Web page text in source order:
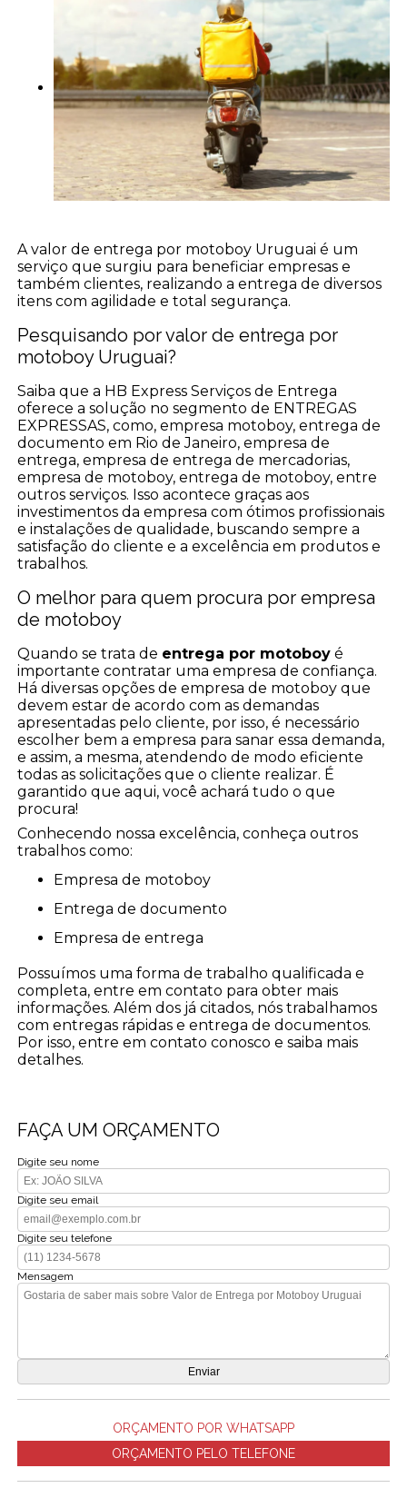
A valor de entrega por motoboy Uruguai é um
serviço que surgiu para beneficiar empresas e
também clientes, realizando a entrega de diversos
itens com agilidade e total segurança.
Pesquisando por valor de entrega por
motoboy Uruguai?
Saiba que a HB Express Serviços de Entrega
oferece a solução no segmento de ENTREGAS
EXPRESSAS, como, empresa motoboy, entrega de
documento em Rio de Janeiro, empresa de
entrega, empresa de entrega de mercadorias,
empresa de motoboy, entrega de motoboy, entre
outros serviços. Isso acontece graças aos
investimentos da empresa com ótimos profissionais
e instalações de qualidade, buscando sempre a
satisfação do cliente e a excelência em produtos e
trabalhos.
O melhor para quem procura por empresa
de motoboy
Quando se trata de entrega por motoboy é
importante contratar uma empresa de confiança.
Há diversas opções de empresa de motoboy que
devem estar de acordo com as demandas
apresentadas pelo cliente, por isso, é necessário
escolher bem a empresa para sanar essa demanda,
e assim, a mesma, atendendo de modo eficiente
todas as solicitações que o cliente realizar. É
garantido que aqui, você achará tudo o que
procura!
Conhecendo nossa excelência, conheça outros
trabalhos como:
empresa de motoboy
entrega de documento
empresa de entrega
Possuímos uma forma de trabalho qualificada e
completa, entre em contato para obter mais
informações. Além dos já citados, nós trabalhamos
com entregas rápidas e entrega de documentos.
Por isso, entre em contato conosco e saiba mais
detalhes.
FAÇA UM ORÇAMENTO
Digite seu nome
Digite seu email
Digite seu telefone
Mensagem
ORÇAMENTO POR WHATSAPP
ORÇAMENTO PELO TELEFONE